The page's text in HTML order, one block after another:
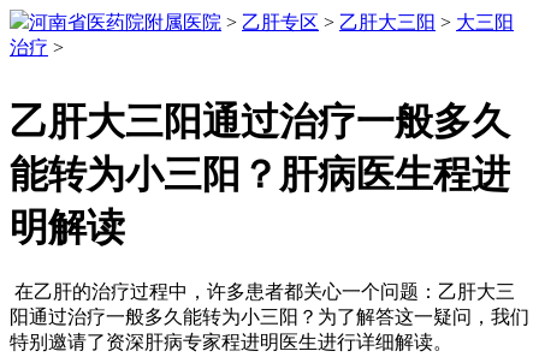
河南省医药院附属医院 > 乙肝专区 > 乙肝大三阳 > 大三阳
治疗 >
乙肝大三阳通过治疗一般多久
能转为小三阳？肝病医生程进
明解读
在乙肝的治疗过程中，许多患者都关心一个问题：乙肝大三
阳通过治疗一般多久能转为小三阳？为了解答这一疑问，我们
特别邀请了资深肝病专家程进明医生进行详细解读。